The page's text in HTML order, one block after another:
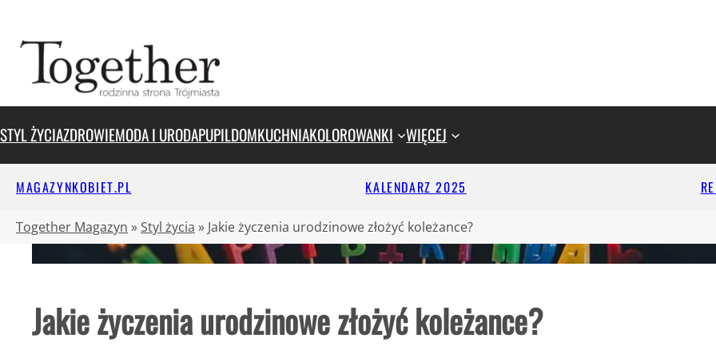
treści
STYL ŻYCIAZDROWIEMODA I URODAPUPILDOMKUCHNIAKOLOROWANKI WIĘCEJ
MAGAZYNKOBIET.PL KALENDARZ 2025
Together Magazyn » Styl życia » Jakie życzenia urodzinowe złożyć koleżance?
Jakie życzenia urodzinowe złożyć koleżance?